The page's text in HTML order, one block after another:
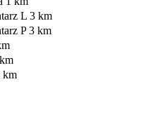
L 3 km
P 3 km
km